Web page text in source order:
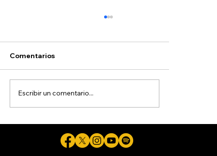
con aspiraciones electorales
Comentarios
Escribir un comentario...